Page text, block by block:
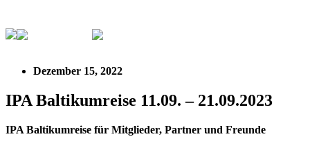
Dezember 15, 2022
IPA Baltikumreise 11.09. – 21.09.2023
IPA Baltikumreise für Mitglieder, Partner und Freunde